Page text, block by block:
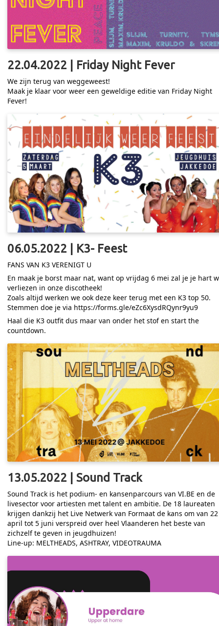
22.04.2022 | Friday Night Fever
We zijn terug van weggeweest!
Maak je klaar voor weer een geweldige editie van Friday Night
Fever!
06.05.2022 | K3- Feest
FANS VAN K3 VERENIGT U
En maak je borst maar nat, want op vrijdag 6 mei zal je je hart
verliezen in onze discotheek!
Zoals altijd werken we ook deze keer terug met een K3 top 50.
Stemmen doe je via https://forms.gle/eZc6XysdRQynr9yu9
Haal die K3 outfit dus maar van onder het stof en start the
countdown.
13.05.2022 | Sound Track
Sound Track is het podium- en kansenparcours van VI.BE en de
livesector voor artiesten met talent en ambitie. De 18 laureaten
krijgen dankzij het Live Netwerk van Formaat de kans om van 22
april tot 5 juni verspreid over heel Vlaanderen het beste van
zichzelf te geven in jeugdhuizen!
Line-up: MELTHEADS, ASHTRAY, VIDEOTRAUMA